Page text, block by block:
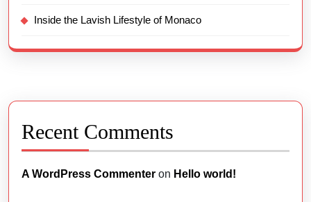
Inside the Lavish Lifestyle of Monaco
Recent Comments
A WordPress Commenter on Hello world!